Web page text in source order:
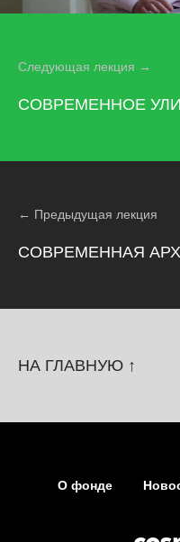
Следующая лекция →
СОВРЕМЕННОЕ
← Предыдущая лекция
СОВРЕМЕННАЯ
НА ГЛАВНУЮ ↑
О фонде